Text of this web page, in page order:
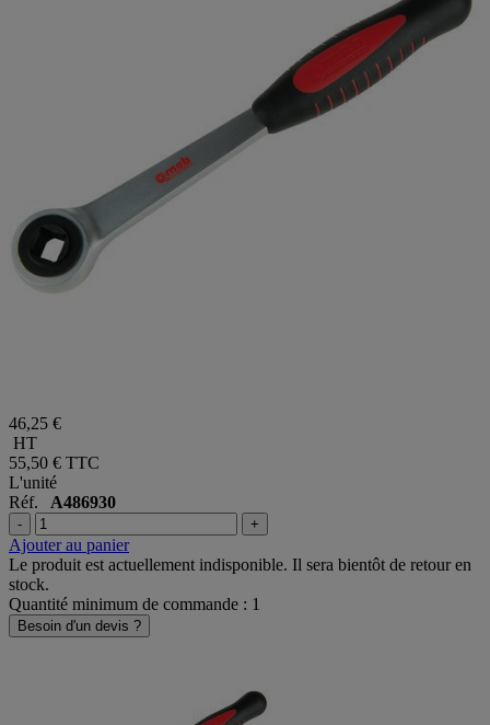
46,25 €
HT
55,50 € TTC
L'unité
Réf. A486930
- +
Ajouter au panier
Le produit est actuellement indisponible. Il sera bientôt de retour en
stock.
Quantité minimum de commande : 1
Besoin d'un devis ?